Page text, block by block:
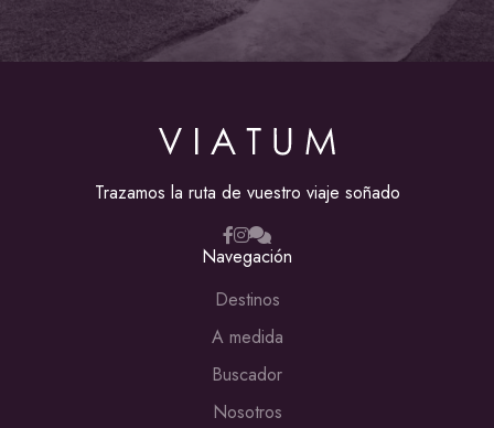
Trazamos la ruta de vuestro viaje soñado
Navegación
Destinos
A medida
Buscador
Nosotros